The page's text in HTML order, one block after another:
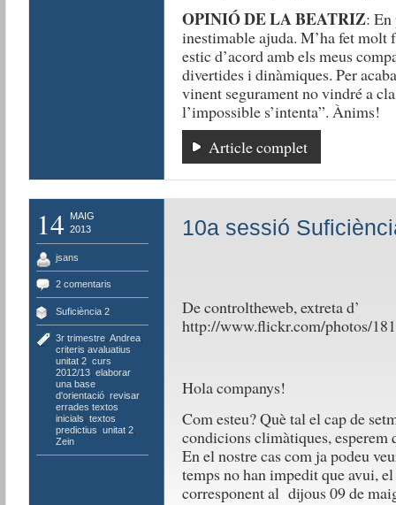
OPINIÓ DE LA BEATRIZ: En
inestimable ajuda. M’ha fet molt
estic d’acord amb els meus
divertides i dinàmiques. Per
vinent segurament no vindré a
l’impossible s’intenta”. Ànims!
Article complet
14
MAIG
2013
jsans
2 comentaris
Suficiència 2
3r trimestre, Andrea,
criteris avaluatius
unitat 2, curs
2012/13, elaborar
una base
d'orientació, revisar
errades textos
inicials textos
predictius unitat 2,
Zein
10a sessió
De controltheweb, extreta d’
http://www.flickr.com/photos/
Hola companys!
Com esteu? Què tal el cap de
condicions climàtiques, esperem
En el nostre cas com ja podeu
temps no han impedit que avui,
corresponent al dijous 09 de